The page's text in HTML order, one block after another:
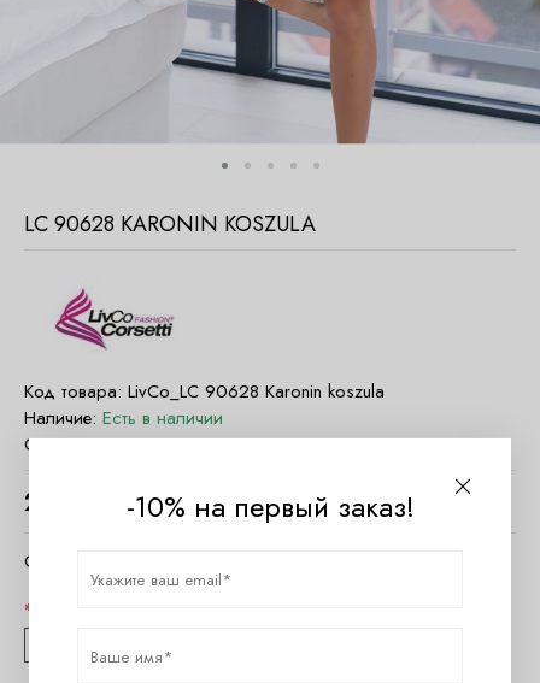
LC 90628 KARONIN KOSZULA
Код товара: LivCo_LC 90628 Karonin koszula
Наличие: Есть в наличии
Страна:Польша
2420 руб.
Очистить параметры
-10% на первый заказ!